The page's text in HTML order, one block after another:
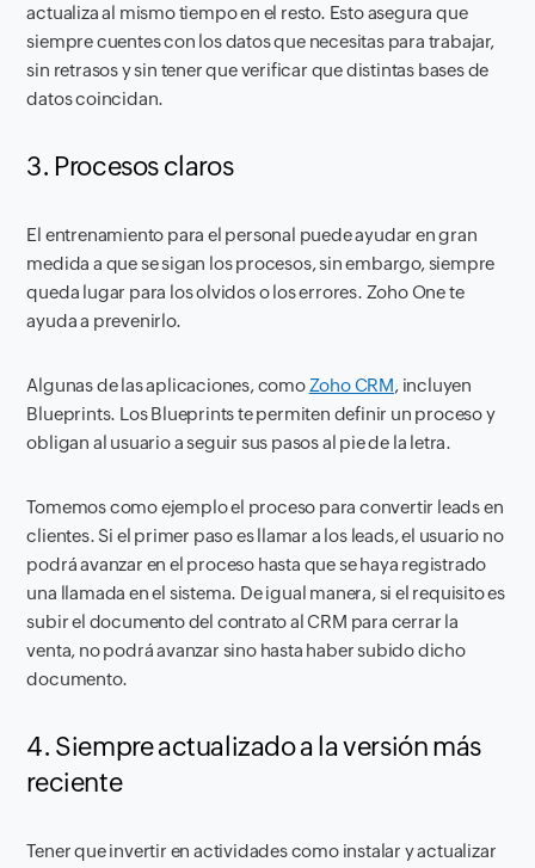
actualiza al mismo tiempo en el resto. Esto asegura que
siempre cuentes con los datos que necesitas para trabajar,
sin retrasos y sin tener que verificar que distintas bases de
datos coincidan.
3. Procesos claros
El entrenamiento para el personal puede ayudar en gran
medida a que se sigan los procesos, sin embargo, siempre
queda lugar para los olvidos o los errores. Zoho One te
ayuda a prevenirlo.
Algunas de las aplicaciones, como Zoho CRM, incluyen
Blueprints. LosBlueprintste permiten definir un proceso y
obligan al usuario a seguir sus pasos al pie de la letra.
Tomemos como ejemplo el proceso para convertir leads en
clientes. Si el primer paso es llamar a los leads, el usuario no
podrá avanzar en el proceso hasta que se haya registrado
una llamada en el sistema. De igual manera, si el requisito es
subir el documento del contrato al CRM para cerrar la
venta, no podrá avanzar sino hasta haber subido dicho
documento.
4. Siempre actualizado a la versión más
reciente
Tener que invertir en actividades como instalar y actualizar